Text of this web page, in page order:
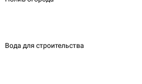
Вода для строительства